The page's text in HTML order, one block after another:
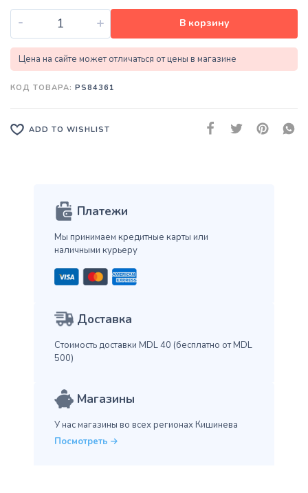
- + В корзину
Цена на сайте может отличаться от цены в магазине
КОД ТОВАРА: PS84361
ADD TO WISHLIST
Платежи
Мы принимаем кредитные карты или
наличными курьеру
Доставка
Стоимость доставки MDL 40 (бесплатно от MDL
500)
Магазины
У нас магазины во всех регионах Кишинева
Посмотреть